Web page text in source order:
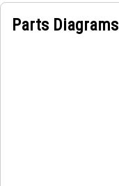
Parts Diagrams